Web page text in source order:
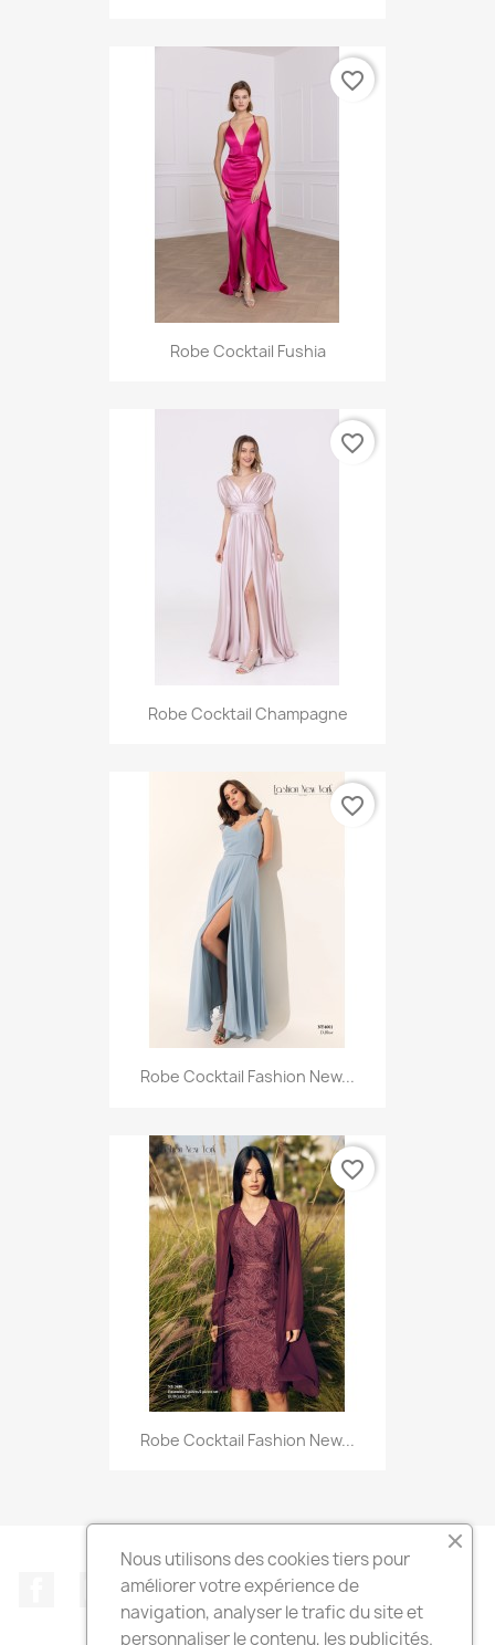
Robe Cocktail Fushia
favorite_border
Robe Cocktail Champagne
favorite_border
Robe Cocktail Fashion New...
favorite_border
Robe Cocktail Fashion New...
favorite_border
FacebookInstagramTikTok
Nous utilisons des cookies tiers pour
améliorer votre expérience de
navigation, analyser le trafic du site et
personnaliser le contenu, les publicités.